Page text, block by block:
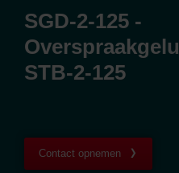
SGD-2-125 -
STB-2-125
Contact opnemen